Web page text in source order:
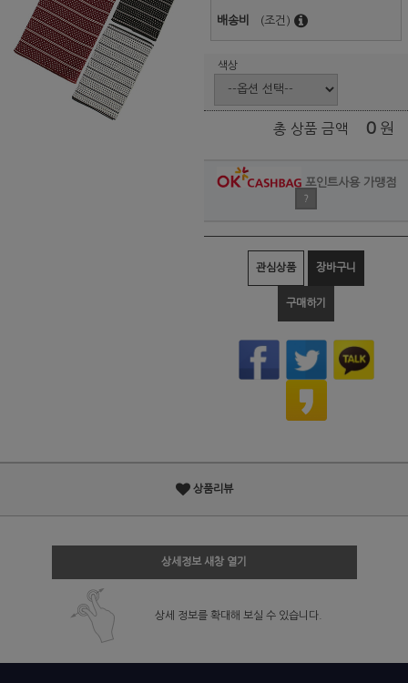
배송비 (조건)
색상
총 상품 금액 0 원
포인트사용 가맹점
?
관심상품 장바구니
구매하기
상품리뷰
상세정보 새창 열기
상세 정보를 확대해 보실 수 있습니다.